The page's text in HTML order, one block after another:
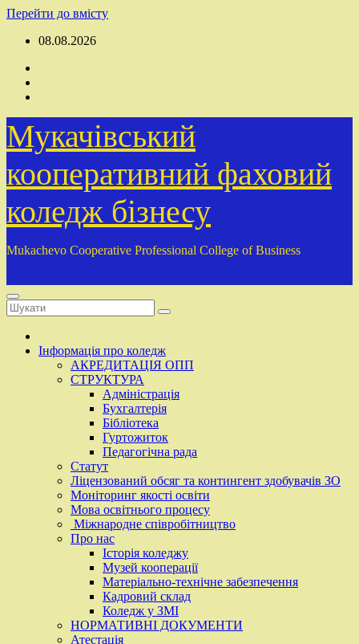
Перейти до вмісту
08.08.2026
Мукачівський
кооперативний фаховий
коледж бізнесу
Mukachevo Cooperative Professional College of Business
Інформація про коледж
АКРЕДИТАЦІЯ ОПП
СТРУКТУРА
Адміністрація
Бухгалтерія
Бібліотека
Гуртожиток
Педагогічна рада
Статут
Ліцензований обсяг та контингент здобувачів ЗО
Моніторинг якості освіти
Мова освітнього процесу
Міжнародне співробітництво
Про нас
Історія коледжу
Музей кооперації
Матеріально-технічне забезпечення
Кадровий склад
Коледж у ЗМІ
НОРМАТИВНІ ДОКУМЕНТИ
Атестація